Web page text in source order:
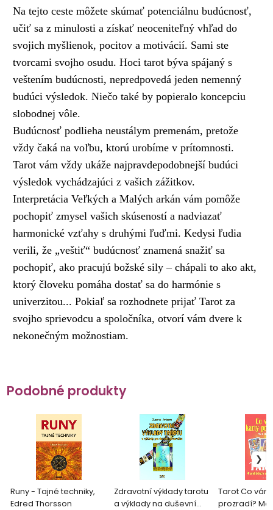
Na tejto ceste môžete skúmať potenciálnu budúcnosť,
učiť sa z minulosti a získať neoceniteľný vhľad do
svojich myšlienok, pocitov a motivácií. Sami ste
tvorcami svojho osudu. Hoci tarot býva spájaný s
veštením budúcnosti, nepredpovedá jeden nemenný
budúci výsledok. Niečo také by popieralo koncepciu
slobodnej vôle.
Budúcnosť podlieha neustálym premenám, pretože
vždy čaká na voľbu, ktorú urobíme v prítomnosti.
Tarot vám vždy ukáže najpravdepodobnejší budúci
výsledok vychádzajúci z vašich zážitkov.
Interpretácia Veľkých a Malých arkán vám pomôže
pochopiť zmysel vašich skúseností a nadviazať
harmonické vzťahy s druhými ľuďmi. Kedysi ľudia
verili, že „veštiť“ budúcnosť znamená snažiť sa
pochopiť, ako pracujú božské sily – chápali to ako akt,
ktorý človeku pomáha dostať sa do harmónie s
univerzitou... Pokiaľ sa rozhodnete prijať Tarot za
svojho sprievodcu a spoločníka, otvorí vám dvere k
nekonečným možnostiam.
Podobné produkty
Runy - Tajné techniky,
Edred Thorsson
Zdravotní výklady tarotu
a výklady na duševní
Tarot Co vám
prozradí?